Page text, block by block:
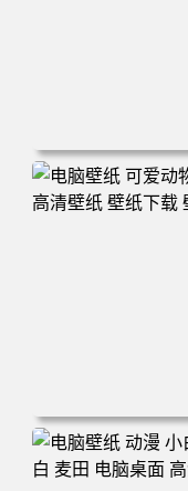
电脑壁纸 动漫 冬季
160 电脑桌面 高清壁
电脑壁纸 可爱动物
纸 壁纸下载 壁纸大